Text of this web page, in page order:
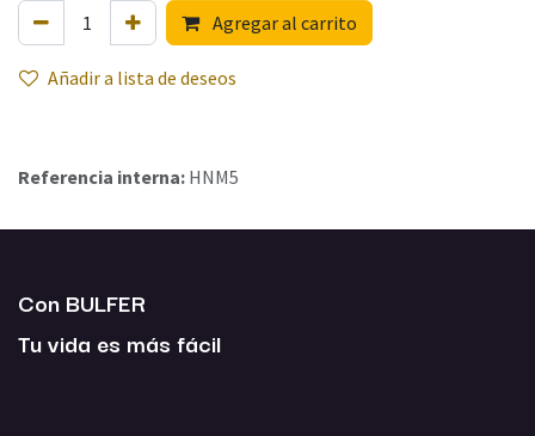
Agregar al carrito
Añadir a lista de deseos
Referencia interna: HNM5
Con BULFER
Tu vida es más fácil